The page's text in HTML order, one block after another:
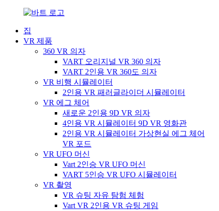
집
VR 제품
360 VR 의자
VART 오리지널 VR 360 의자
VART 2인용 VR 360도 의자
VR 비행 시뮬레이터
2인용 VR 패러글라이더 시뮬레이터
VR 에그 체어
새로운 2인용 9D VR 의자
4인용 VR 시뮬레이터 9D VR 영화관
2인용 VR 시뮬레이터 가상현실 에그 체어
VR 포드
VR UFO 머신
Vart 2인승 VR UFO 머신
VART 5인승 VR UFO 시뮬레이터
VR 촬영
VR 슈팅 자유 탐험 체험
Vart VR 2인용 VR 슈팅 게임